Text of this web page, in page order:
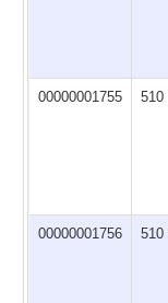
00000001755 510
00000001756 510